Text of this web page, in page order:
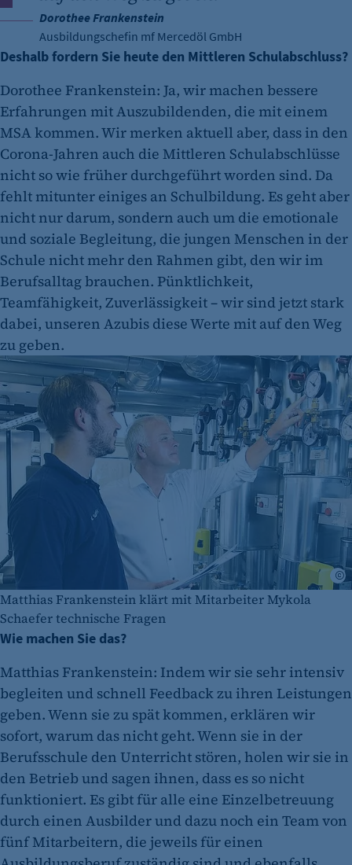
Dorothee Frankenstein
Ausbildungschefin mf Mercedöl GmbH
Deshalb fordern Sie heute den Mittleren Schulabschluss?
Dorothee Frankenstein: Ja, wir machen bessere
Erfahrungen mit Auszubildenden, die mit einem
MSA kommen. Wir merken aktuell aber, dass in den
Corona-Jahren auch die Mittleren Schulabschlüsse
nicht so wie früher durchgeführt worden sind. Da
fehlt mitunter einiges an Schulbildung. Es geht aber
nicht nur darum, sondern auch um die emotionale
und soziale Begleitung, die jungen Menschen in der
Schule nicht mehr den Rahmen gibt, den wir im
Berufsalltag brauchen. Pünktlichkeit,
Teamfähigkeit, Zuverlässigkeit – wir sind jetzt stark
dabei, unseren Azubis diese Werte mit auf den Weg
zu geben.
Matthias Frankenstein klärt mit Mitarbeiter Mykola
Schaefer technische Fragen
Wie machen Sie das?
Matthias Frankenstein: Indem wir sie sehr intensiv
begleiten und schnell Feedback zu ihren Leistungen
geben. Wenn sie zu spät kommen, erklären wir
sofort, warum das nicht geht. Wenn sie in der
Berufsschule den Unterricht stören, holen wir sie in
den Betrieb und sagen ihnen, dass es so nicht
funktioniert. Es gibt für alle eine Einzelbetreuung
durch einen Ausbilder und dazu noch ein Team von
fünf Mitarbeitern, die jeweils für einen